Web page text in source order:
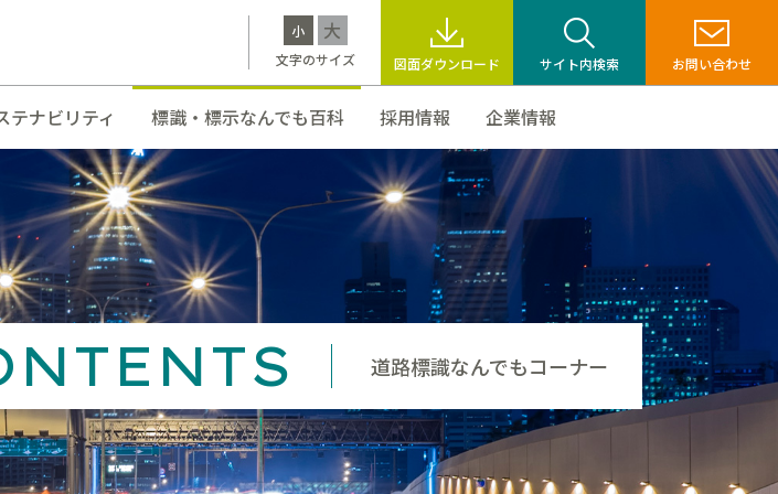
小 大
文字のサイズ 図面ダウンロード サイト内検索 お問い合わせ
テナビリティ 標識・標示なんでも百科 採用情報 企業情報
道路標識なんでもコーナー